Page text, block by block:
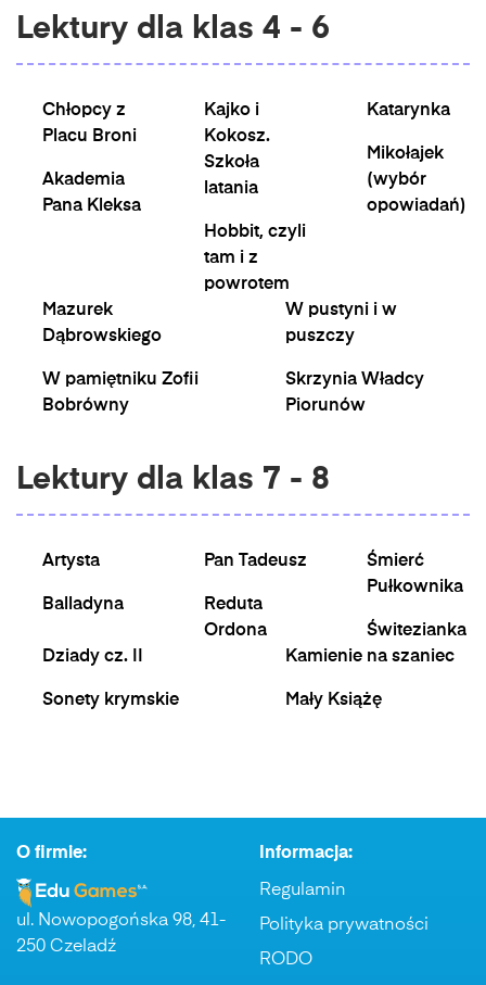
Lektury dla klas 4 - 6
Chłopcy z
Placu Broni
Akademia
Pana Kleksa
Kajko i
Kokosz.
Szkoła
latania
Hobbit, czyli
tam i z
powrotem
Katarynka
Mikołajek
(wybór
opowiadań)
Mazurek
Dąbrowskiego
W pamiętniku Zofii
Bobrówny
W pustyni i w
puszczy
Skrzynia Władcy
Piorunów
Lektury dla klas 7 - 8
Artysta
Balladyna
Pan Tadeusz
Reduta
Ordona
Śmierć
Pułkownika
Świtezianka
Dziady cz. II
Sonety krymskie
Kamienie na szaniec
Mały Książę
O firmie:
ul. Nowopogońska 98, 41-
250 Czeladź
Informacja:
Regulamin
Polityka prywatności
RODO